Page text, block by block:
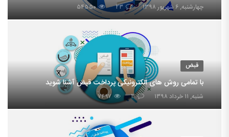
چهارشنبه, ۶ شهریور ۱۳۹۸ ۲۳ ۵۴۵۵۰
قبض
با تمامی روش های الکترونیکی پرداخت قبض آشنا شوید
شنبه, ۱۱ خرداد ۱۳۹۸ ۳ ۷۴۹۷